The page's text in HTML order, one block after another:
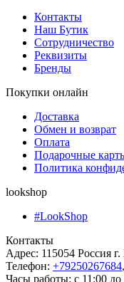
Контакты
Наш Бутик
Сотрудничество
Реквизиты
Бренды
Покупки онлайн
Доставка
Обмен и возврат
Оплата
Подарочные
Политика
lookshop
#LookShop
Контакты
Адрес: 115054 Россия
Телефон: +79250267684,
Часы работы: с 11:00